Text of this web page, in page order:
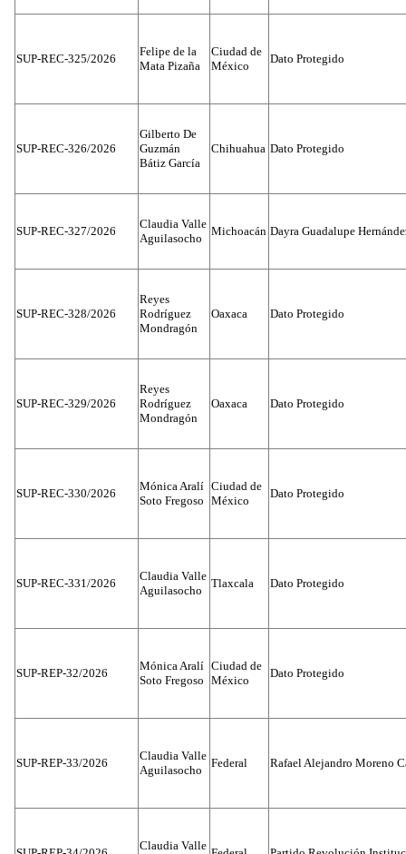
SUP-REC-325/2026
Felipe de la
Mata Pizaña
Ciudad de
México
Dato Protegido
SUP-REC-326/2026
Gilberto De
Guzmán
Bátiz García
Chihuahua Dato Protegido
SUP-REC-327/2026
Claudia Valle
Aguilasocho
Michoacán Dayra Guadalupe
SUP-REC-328/2026
Reyes
Rodríguez
Mondragón
Oaxaca Dato Protegido
SUP-REC-329/2026
Reyes
Rodríguez
Mondragón
Oaxaca Dato Protegido
SUP-REC-330/2026
Mónica Aralí
Soto Fregoso
Ciudad de
México
Dato Protegido
SUP-REC-331/2026
Claudia Valle
Aguilasocho
Tlaxcala Dato Protegido
SUP-REP-32/2026
Mónica Aralí
Soto Fregoso
Ciudad de
México
Dato Protegido
SUP-REP-33/2026
Claudia Valle
Aguilasocho
Federal Rafael Alejandro Moreno
Claudia Valle